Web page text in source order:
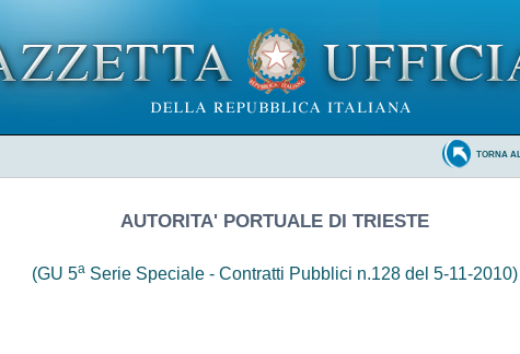
TORNA
AUTORITA' PORTUALE DI TRIESTE
(GU 5a Serie Speciale - Contratti Pubblici n.128 del 5-11-2010)